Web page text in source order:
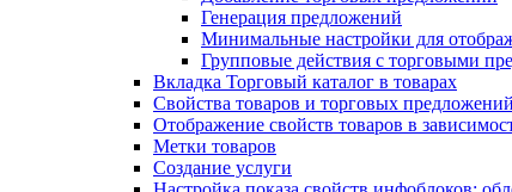
Генерация предложений
Минимальные настройки для
Групповые действия с торговыми
Вкладка Торговый каталог в товарах
Свойства товаров и торговых предложений
Отображение свойств товаров в
Метки товаров
Создание услуги